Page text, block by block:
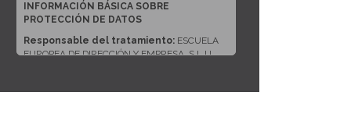
INFORMACIÓN BÁSICA SOBRE
PROTECCIÓN DE DATOS
Responsable del tratamiento: ESCUELA
EUROPEA DE DIRECCIÓN Y EMPRESA, S.L.U.